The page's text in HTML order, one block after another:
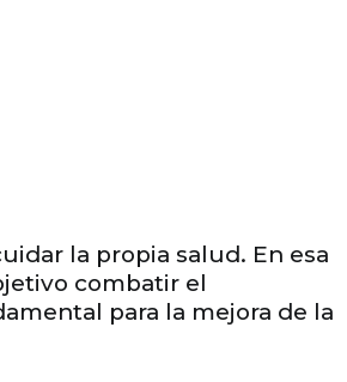
la propia salud. En esa
combatir el
para la mejora de la